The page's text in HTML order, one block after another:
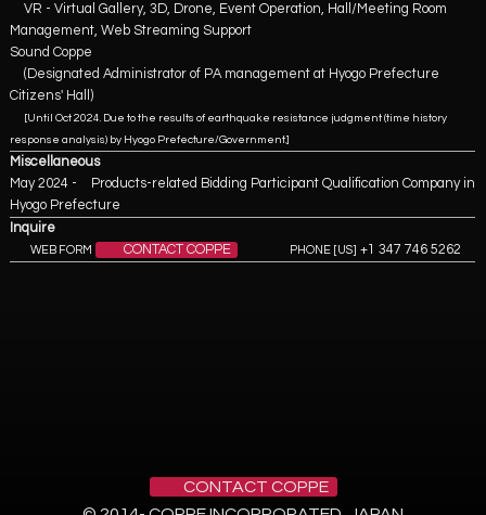
VR - Virtual Gallery, 3D, Drone, Event Operation, Hall/Meeting Room
Management, Web Streaming Support
Sound Coppe
(Designated Administrator of PA management at Hyogo Prefecture
Citizens' Hall)
[Until Oct 2024. Due to the results of earthquake resistance judgment (time history
response analysis) by Hyogo Prefecture/Government.]
Miscellaneous
May 2024 - Products-related Bidding Participant Qualification Company in
Hyogo Prefecture
Inquire
WEB FORM CONTACT COPPE PHONE [US] +1 347 746 5262
CONTACT COPPE